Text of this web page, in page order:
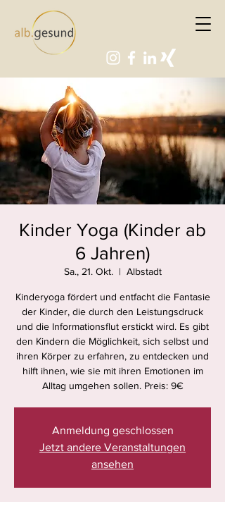
Kinder Yoga (Kinder ab
6 Jahren)
Sa., 21. Okt.
  |
Albstadt
Kinderyoga fördert und entfacht die Fantasie
der Kinder, die durch den Leistungsdruck
und die Informationsflut erstickt wird. Es gibt
den Kindern die Möglichkeit, sich selbst und
ihren Körper zu erfahren, zu entdecken und
hilft ihnen, wie sie mit ihren Emotionen im
Alltag umgehen sollen. Preis: 9€
Anmeldung geschlossen
Jetzt andere Veranstaltungen
ansehen